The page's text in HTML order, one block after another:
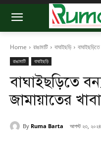
Home রাঙামাটি বাঘাইছড়ি
রাঙামাটি বাঘাইছড়ি
বাঘাইছড়িতে
জামায়াতের
By Ruma Barta আগস্ট ২৩, ২০২৪